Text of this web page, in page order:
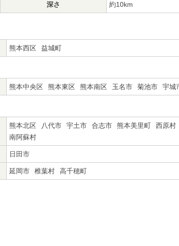
深さ 約10km
熊本西区 益城町
熊本中央区 熊本東区 熊本南区 玉名市 菊池市 宇城
熊本北区 八代市 宇土市 合志市 熊本美里町 西原村
南阿蘇村
日田市
延岡市 椎葉村 高千穂町